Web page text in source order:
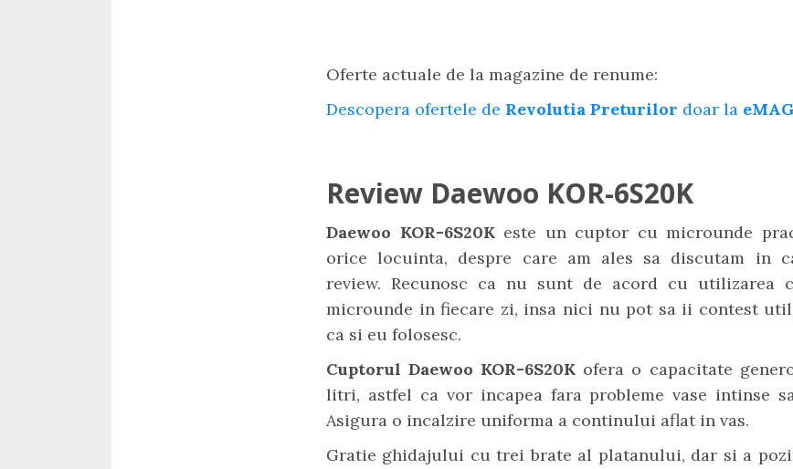
Oferte actuale de la magazine de renume:
Descopera ofertele de Revolutia Preturilor doar la
Review Daewoo KOR-6S20K
Daewoo KOR-6S20K este un cuptor cu microunde
orice locuinta, despre care am ales sa discutam in
review. Recunosc ca nu sunt de acord cu utilizarea
microunde in fiecare zi, insa nici nu pot sa ii contest
ca si eu folosesc.
Cuptorul Daewoo KOR-6S20K ofera o capacitate
litri, astfel ca vor incapea fara probleme vase intinse
Asigura o incalzire uniforma a continului aflat in vas.
Gratie ghidajului cu trei brate al platanului, dar si a